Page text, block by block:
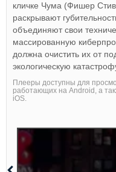
кличке Чума (Фишер
раскрывают
объединяют свои
массированную
должна очистить их от
экологическую
Плееры доступны для
работающих на Android, а
iOS.